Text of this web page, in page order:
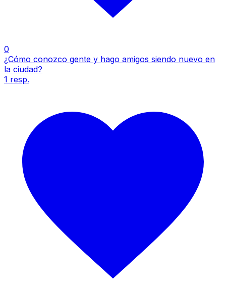
0
¿Cómo conozco gente y hago amigos siendo nuevo en
la ciudad?
1 resp.